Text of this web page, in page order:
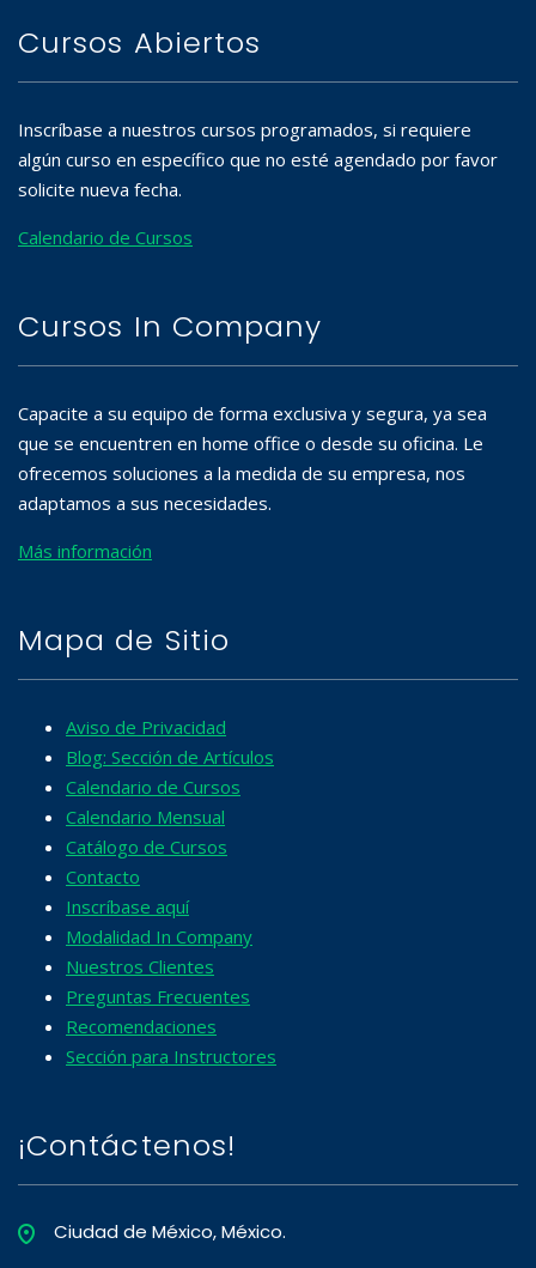
Cursos Abiertos
Inscríbase a nuestros cursos programados, si requiere
algún curso en específico que no esté agendado por favor
solicite nueva fecha.
Calendario de Cursos
Cursos In Company
Capacite a su equipo de forma exclusiva y segura, ya sea
que se encuentren en home office o desde su oficina. Le
ofrecemos soluciones a la medida de su empresa, nos
adaptamos a sus necesidades.
Más información
Mapa de Sitio
Aviso de Privacidad
Blog: Sección de Artículos
Calendario de Cursos
Calendario Mensual
Catálogo de Cursos
Contacto
Inscríbase aquí
Modalidad In Company
Nuestros Clientes
Preguntas Frecuentes
Recomendaciones
Sección para Instructores
¡Contáctenos!
Ciudad de México, México.